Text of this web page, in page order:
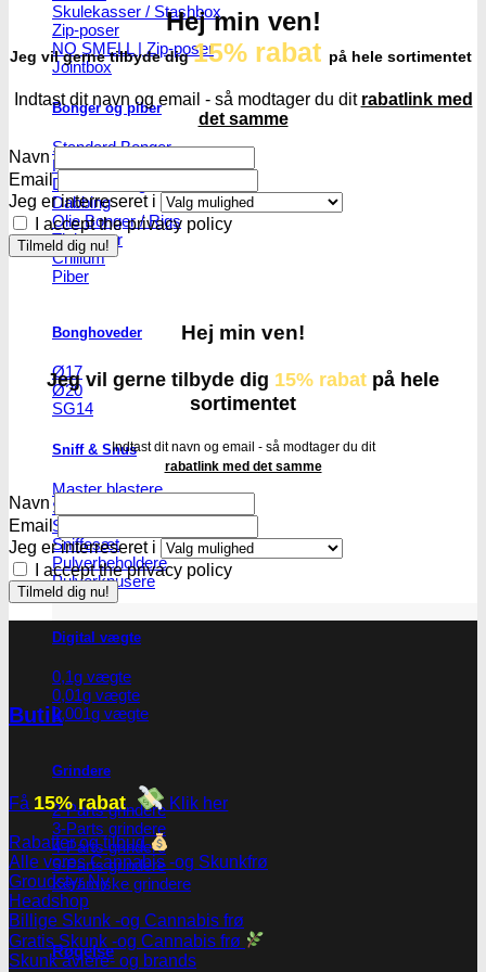
Skulekasser / Stashbox
Zip-poser
NO SMELL | Zip-poser
Jointbox
Bonger og piber
Standard Bonger
Percolator bonger
Diffusor bonger
Dabbing
Olie Bonger / Rigs
Tjubanger
Chillum
Piber
Bonghoveder
Ø17
Ø20
SG14
Sniff & Snus
Master blastere
Snuff Box
Snifferør
Sniffesæt
Pulverbeholdere
Pulverknusere
Digital vægte
0,1g vægte
0,01g vægte
0,001g vægte
Grindere
2-Parts grindere
3-Parts grindere
4-Parts grindere
5-Parts grindere
Keramiske grindere
Røgelse
Hej min ven!
Jeg vil gerne tilbyde dig15% rabat på hele sortimentet
Indtast dit navn og email - så modtager du dit rabatlink med
det samme
Navn
Email
Jeg er interreseret i
I accept the privacy policy
Hej min ven!
Jeg vil gerne tilbyde dig 15% rabat på hele
sortimentet
Indtast dit navn og email - så modtager du dit
rabatlink med det samme
Navn
Email
Jeg er interreseret i
I accept the privacy policy
Butik
Få 15% rabat Klik her
Rabatter og tilbud
Alle vores Cannabis -og Skunkfrø
Groudstyr
Headshop
Billige Skunk -og Cannabis frø
Gratis Skunk -og Cannabis frø
Skunk avlere- og brands